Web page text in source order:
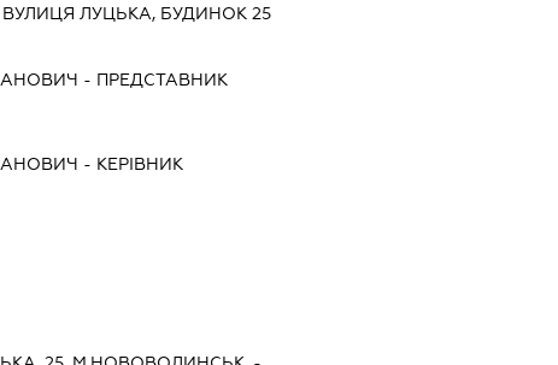
ЛУЦЬКА, БУДИНОК 25
- ПРЕДСТАВНИК
- КЕРІВНИК